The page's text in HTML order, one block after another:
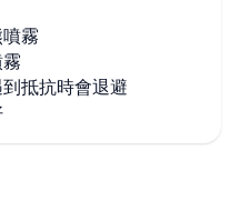
霧
抵抗時會退避